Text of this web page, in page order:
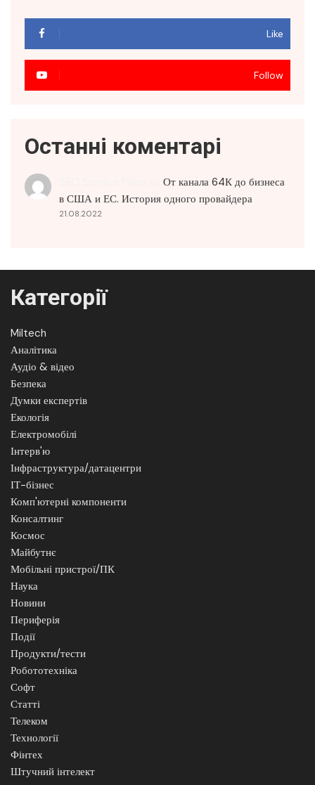
Like
Follow
Останні коментарі
От канала 64К до бизнеса
в США и ЕС. История одного провайдера
21.08.2022
Категорії
Miltech
Аналітика
Аудіо & відео
Безпека
Думки експертів
Екологія
Електромобілі
Інтерв'ю
Інфраструктура/датацентри
ІТ-бізнес
Комп'ютерні компоненти
Консалтинг
Космос
Майбутнє
Мобільні пристрої/ПК
Наука
Новини
Периферія
Події
Продукти/тести
Робототехніка
Софт
Статті
Телеком
Технології
Фінтех
Штучний інтелект